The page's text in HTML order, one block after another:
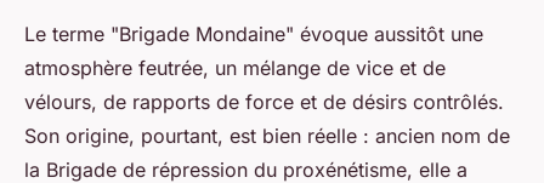
Le terme "Brigade Mondaine" évoque aussitôt une
atmosphère feutrée, un mélange de vice et de
vélours, de rapports de force et de désirs contrôlés.
Son origine, pourtant, est bien réelle : ancien nom de
la Brigade de répression du proxénétisme, elle a